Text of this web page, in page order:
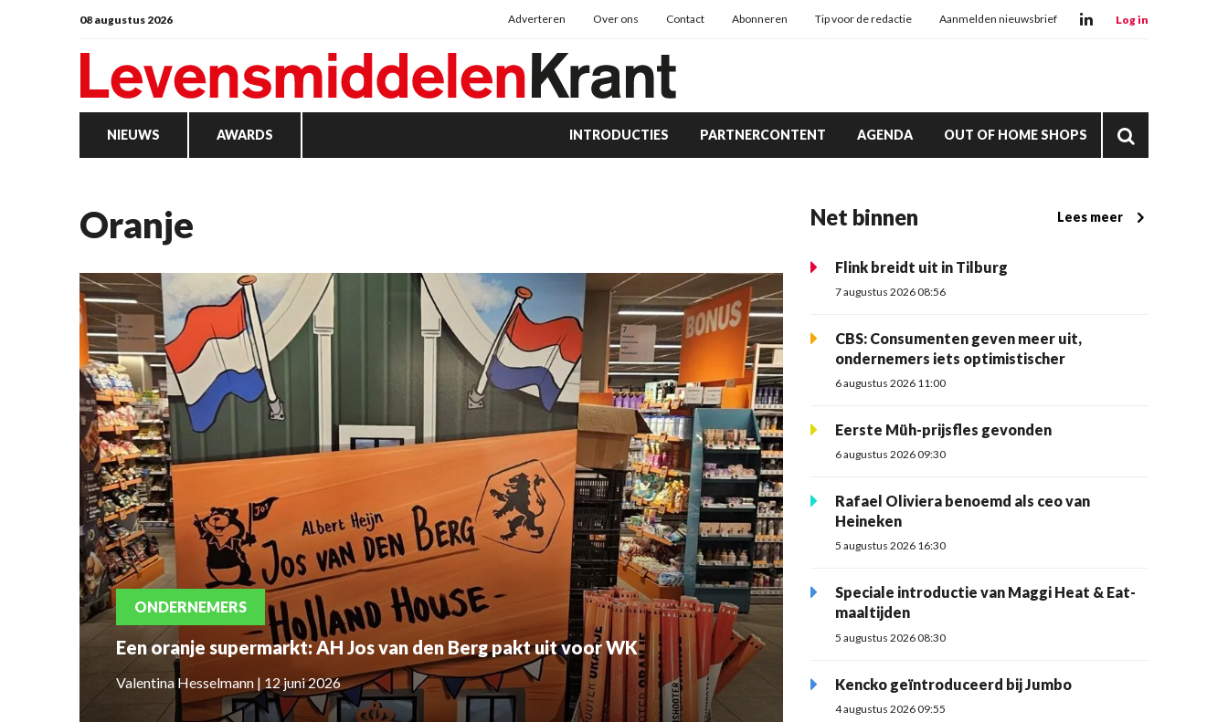
08 augustus 2026 Adverteren Over ons Contact Abonneren Tip voor de redactie Aanmelden nieuwsbrief Log in
NIEUWS AWARDS INTRODUCTIES PARTNERCONTENT AGENDA OUT OF HOME SHOPS
oranje
ONDERNEMERS
Een oranje supermarkt: AH Jos van den Berg pakt uit voor WK
Valentina Hesselmann | 12 juni 2026
Net binnen Lees meer
Flink breidt uit in Tilburg
7 augustus 2026 08:56
CBS: Consumenten geven meer uit,
ondernemers iets optimistischer
6 augustus 2026 11:00
Eerste Müh-prijsfles gevonden
6 augustus 2026 09:30
Rafael Oliviera benoemd als ceo van
Heineken
5 augustus 2026 16:30
Speciale introductie van Maggi Heat & Eat-
maaltijden
5 augustus 2026 08:30
Kencko geïntroduceerd bij Jumbo
4 augustus 2026 09:55